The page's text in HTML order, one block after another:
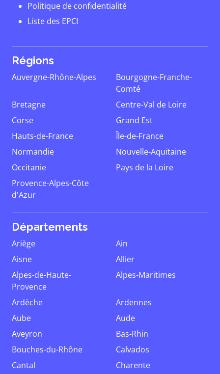
Politique de confidentialité
Liste des EPCI
Régions
Auvergne-Rhône-Alpes
Bourgogne-Franche-
Comté
Bretagne
Centre-Val de Loire
Corse
Grand Est
Hauts-de-France
Île-de-France
Normandie
Nouvelle-Aquitaine
Occitanie
Pays de la Loire
Provence-Alpes-Côte
d'Azur
Départements
Ariège
Ain
Aisne
Allier
Alpes-de-Haute-
Provence
Alpes-Maritimes
Ardèche
Ardennes
Aube
Aude
Aveyron
Bas-Rhin
Bouches-du-Rhône
Calvados
Cantal
Charente